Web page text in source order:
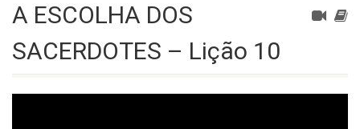
A ESCOLHA DOS
SACERDOTES – Lição 10